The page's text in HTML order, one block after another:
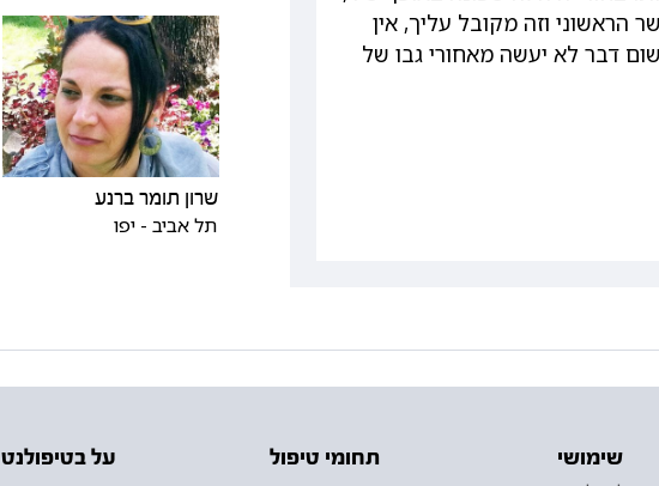
וזה מקובל עליך, אין
דבר לא יעשה מאחורי גבו של
שרון תומר ברנע
תל אביב - יפו
שימושי תחומי טיפול על בטיפולנט